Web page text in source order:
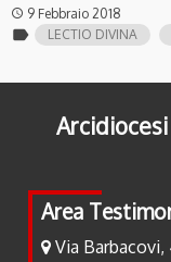
access_time 9 Febbraio 2018
label LECTIO DIVINA
Area
Via Barbacovi,